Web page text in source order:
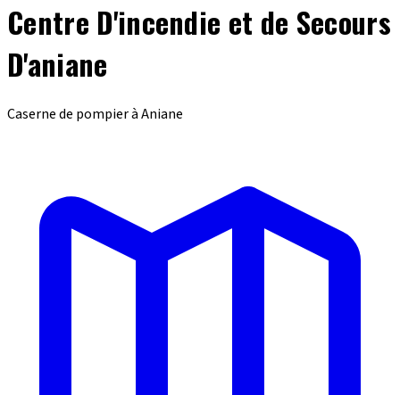
Centre D'incendie et de Secours
D'aniane
Caserne de pompier à Aniane